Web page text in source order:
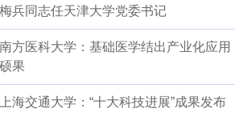
梅兵同志任天津大学党委书记
南方医科大学：基础医学结出产业化应用
硕果
上海交通大学：“十大科技进展”成果发布